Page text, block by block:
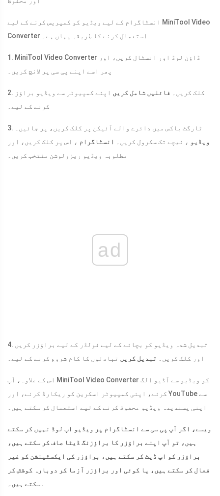
انسٹاگرام کے لیے ویڈیو کو کمپریس کرنے کے لیے MiniTool Video
Converter استعمال کرنے کا طریقہ یہاں ہے۔
1. MiniTool Video Converter ڈاؤن لوڈ اور انسٹال کریں، اور
پھر اسے اپنے پی سی پر لانچ کریں۔
2. کلک کریں۔ فائلیں شامل کریں اپنے کمپیوٹر سے ویڈیو براؤز
کرنے کے لیے۔
3. ٹارگٹ باکس میں دائرے والے آئیکن پر کلک کریں، پر جائیں۔
ویڈیو ، نیچے تک سکرول کریں۔ انسٹاگرام ، اس پر کلک کریں، اور
مطلوبہ ویڈیو ریزولوشن منتخب کریں۔
ad
4. تبدیل شدہ ویڈیو کو بچانے کے لیے فولڈر کے لیے براؤزر کریں
اور کلک کریں۔ تبدیل کریں تبادلوں کا کام شروع کرنے کے لیے۔
اس کے علاوہ، آپ MiniTool Video Converter کو ویڈیو سے آڈیو الگ
کرنے، اپنی کمپیوٹر اسکرین کو ریکارڈ کرنے، اور YouTube سے
اپنی پسندیدہ ویڈیو محفوظ کرنے کے لیے استعمال کر سکتے ہیں۔
ویسے، اگر آپ پی سی سے انسٹاگرام پر ویڈیو اپ لوڈ نہیں کر سکتے
ہیں، تو آپ اپنے براؤزر کا براؤزنگ ڈیٹا صاف کر سکتے ہیں،
براؤزر کو اپ ڈیٹ کر سکتے ہیں، براؤزر کی ایکسٹینشن کو غیر
فعال کر سکتے ہیں، یا کوئی اور براؤزر آزما کر دوبارہ کوشش کر
سکتے ہیں۔ .